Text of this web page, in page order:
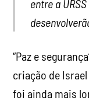
entre a
“Paz e
criação de
foi ainda mais